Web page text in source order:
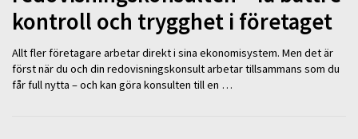
kontroll och trygghet i företaget
Allt fler företagare arbetar direkt i sina ekonomisystem. Men det är
först när du och din redovisningskonsult arbetar tillsammans som du
får full nytta – och kan göra konsulten till en …